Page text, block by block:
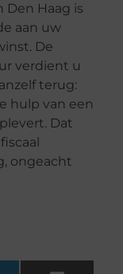
Den Haag is
aan uw
De
verdient u
terug:
hulp van een
Dat
ongeacht